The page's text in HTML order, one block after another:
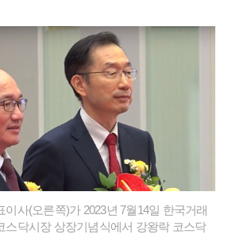
이사(오른쪽)가 2023년 7월14일 한국거래
스닥시장 상장기념식에서 강왕락 코스닥